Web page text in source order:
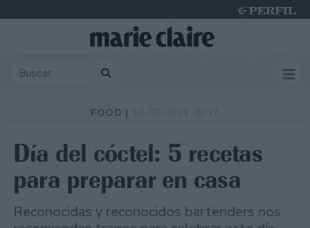
FOOD |
Día del cóctel: 5 recetas
para preparar en casa
Reconocidas y reconocidos bartenders nos